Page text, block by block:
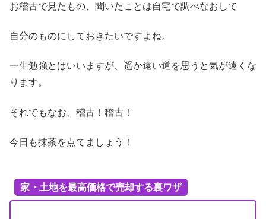
お稽古で見たもの、聞いたことは自宅で調べなおして
自分のものにしておきたいですよね。
一生勉強とはいいますが、遥か遠い道を思うと気が遠くな
ります。
それでもなお、稽古！稽古！
今日も抹茶を点てましょう！
家・土地を最高価格で売却する裏ワザ